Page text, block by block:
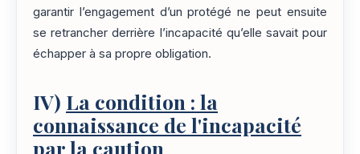
garantir l’engagement d’un protégé ne peut ensuite
se retrancher derrière l’incapacité qu’elle savait pour
échapper à sa propre obligation.
IV) La condition : la
connaissance de l'incapacité
par la caution